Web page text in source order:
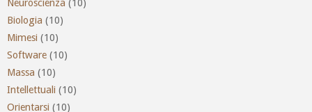
Neuroscienza (10)
Biologia (10)
Mimesi (10)
Software (10)
Massa (10)
Intellettuali (10)
Orientarsi (10)